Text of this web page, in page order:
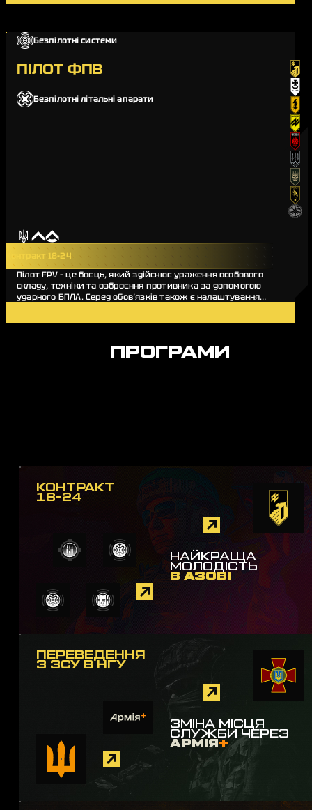
Безпілотні системи
ПІЛОТ ФПВ
Безпілотні літальні апарати
Контракт 18-24
Пілот FPV – це боєць, який здійснює ураження особового
складу, техніки та озброєння противника за допомогою
ударного БПЛА. Серед обов’язків також є налаштування
ПРОГРАМИ
КОНТРАКТ
18-24
НАЙКРАЩА
МОЛОДІСТЬ
В АЗОВІ
ПЕРЕВЕДЕННЯ
З ЗСУ В НГУ
ЗМІНА МІСЦЯ
СЛУЖБИ ЧЕРЕЗ
АРМІЯ +